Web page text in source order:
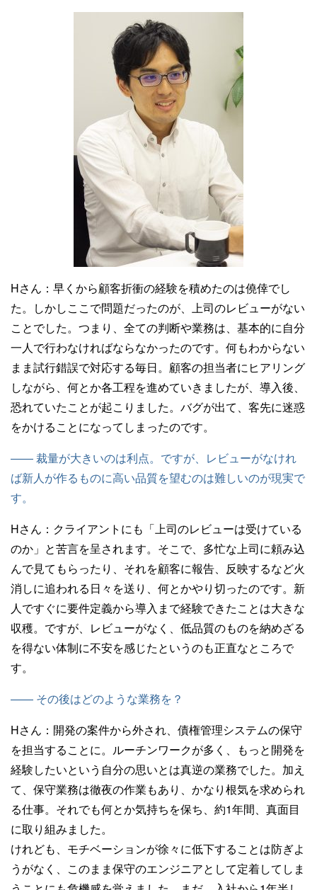
Hさん： 早くから顧客折衝の経験を積めたのは僥倖でし
た。しかしここで問題だったのが、上司のレビューがない
ことでした。つまり、全ての判断や業務は、基本的に自分
一人で行わなければならなかったのです。何もわからない
まま試行錯誤で対応する毎日。顧客の担当者にヒアリング
しながら、何とか各工程を進めていきましたが、導入後、
恐れていたことが起こりました。バグが出て、客先に迷惑
をかけることになってしまったのです。
—— 裁量が大きいのは利点。ですが、レビューがなけれ
ば新人が作るものに高い品質を望むのは難しいのが現実で
す。
Hさん： クライアントにも「上司のレビューは受けている
のか」と苦言を呈されます。そこで、多忙な上司に頼み込
んで見てもらったり、それを顧客に報告、反映するなど火
消しに追われる日々を送り、何とかやり切ったのです。新
人ですぐに要件定義から導入まで経験できたことは大きな
収穫。ですが、レビューがなく、低品質のものを納めざる
を得ない体制に不安を感じたというのも正直なところで
す。
—— その後はどのような業務を？
Hさん： 開発の案件から外され、債権管理システムの保守
を担当することに。ルーチンワークが多く、もっと開発を
経験したいという自分の思いとは真逆の業務でした。加え
て、保守業務は徹夜の作業もあり、かなり根気を求められ
る仕事。それでも何とか気持ちを保ち、約1年間、真面目
に取り組みました。
けれども、モチベーションが徐々に低下することは防ぎよ
うがなく、このまま保守のエンジニアとして定着してしま